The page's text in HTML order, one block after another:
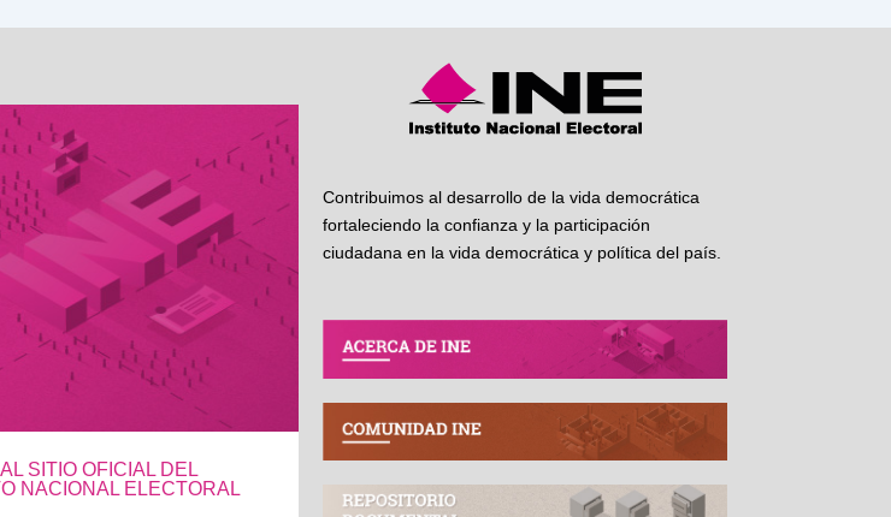
SITIO OFICIAL DEL
NACIONAL ELECTORAL
Contribuimos al desarrollo de la vida democrática
fortaleciendo la confianza y la participación
ciudadana en la vida democrática y política del país.